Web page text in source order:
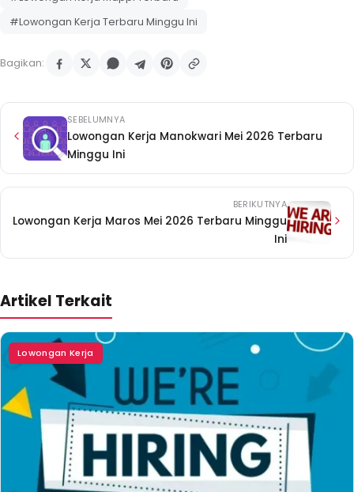
#Lowongan Kerja Terbaru Minggu Ini
Bagikan:
SEBELUMNYA
Lowongan Kerja Manokwari Mei 2026 Terbaru
Minggu Ini
BERIKUTNYA
Lowongan Kerja Maros Mei 2026 Terbaru Minggu
Ini
Artikel Terkait
Lowongan Kerja